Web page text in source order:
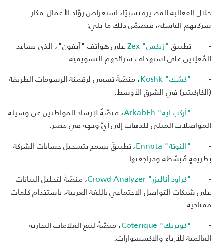
خلال الفعالية القصيرة نسبيًا، استعراض روّاد الأعمال أفكار
شركاتهم الناشئة، فتضمّن ذلك ما يلي:
- تطبيق"زيكس" Zex
على هواتف "آيفون"، الذي يساعد
المُعلِنين على استهداف شرائحهم التسويقية.
- "كشك" Koshk
، منصّةٌ تسعى لرقمنة الرسومات الطريفة
(الكاركيتير) في الشرق الأوسط.
- "أركب ايه" ArkabEh
، منصّةٌ لإرشاد المواطنين عن وسيلة
المواصلات المثلى للذهاب إلى أيّ وجهةٍ في مصر.
- "النوتة" Ennota
، تطبيقٌ يسمح بتسجيل حسابات الشركة
بطريقةٍ مُبسّطة ومراجعتها.
- "كراود أناليزر" Crowd Analyzer
، منصّةٌ لتحليل البيانات
على شبكات التواصل الاجتماعي باللغة العربية، باستخدام كلماتٍ
مفتاحية.
- "كوتريك" Coterique
، منصّةٌ لبيع العلامات التجارية
العالمية للأزياء والاكسسوارات.